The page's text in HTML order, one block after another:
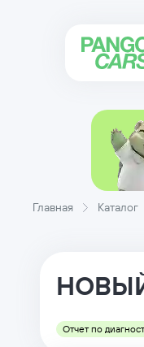
Главная Каталог
Отчет по